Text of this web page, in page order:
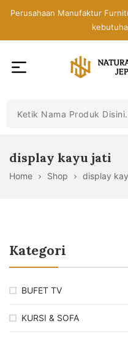
Perusahaan Manufaktur
Jepara
Furniture
Jati
display kayu jati
Home Shop display
Kategori
BUFET TV
KURSI & SOFA